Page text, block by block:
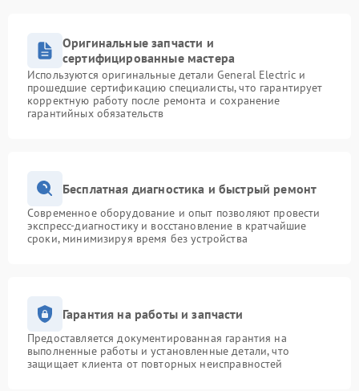
Оригинальные запчасти и
сертифицированные мастера
Используются оригинальные детали General Electric и
прошедшие сертификацию специалисты, что гарантирует
корректную работу после ремонта и сохранение
гарантийных обязательств
Бесплатная диагностика и быстрый ремонт
Современное оборудование и опыт позволяют провести
экспресс-диагностику и восстановление в кратчайшие
сроки, минимизируя время без устройства
Гарантия на работы и запчасти
Предоставляется документированная гарантия на
выполненные работы и установленные детали, что
защищает клиента от повторных неисправностей